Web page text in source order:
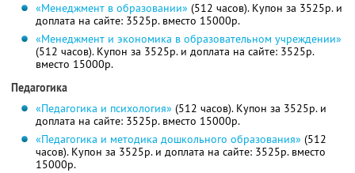
«Менеджмент в образовании» (512 часов). Купон за 3525р. и
доплата на сайте: 3525р. вместо 15000р.
«Менеджмент и экономика в образовательном учреждении»
(512 часов). Купон за 3525р. и доплата на сайте: 3525р.
вместо 15000р.
Педагогика
«Педагогика и психология» (512 часов). Купон за 3525р. и
доплата на сайте: 3525р. вместо 15000р.
«Педагогика и методика дошкольного образования» (512
часов). Купон за 3525р. и доплата на сайте: 3525р. вместо
15000р.